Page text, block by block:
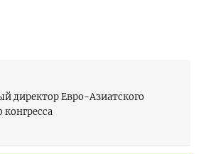
директор Евро-Азиатского
конгресса